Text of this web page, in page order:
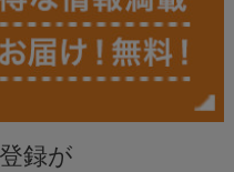
録が